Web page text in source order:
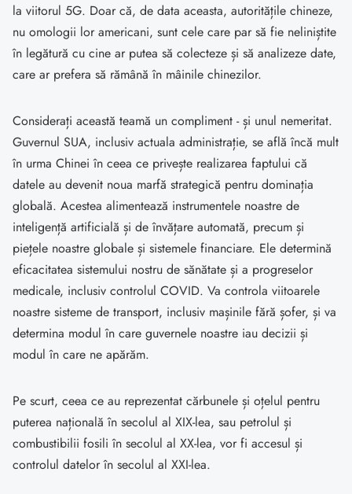
la viitorul 5G. Doar că, de data aceasta, autoritățile chineze,
nu omologii lor americani, sunt cele care par să fie neliniștite
în legătură cu cine ar putea să colecteze și să analizeze date,
care ar prefera să rămână în mâinile chinezilor.
Considerați această teamă un compliment - și unul nemeritat.
Guvernul SUA, inclusiv actuala administrație, se află încă mult
în urma Chinei în ceea ce privește realizarea faptului că
datele au devenit noua marfă strategică pentru dominația
globală. Acestea alimentează instrumentele noastre de
inteligență artificială și de învățare automată, precum și
piețele noastre globale și sistemele financiare. Ele determină
eficacitatea sistemului nostru de sănătate și a progreselor
medicale, inclusiv controlul COVID. Va controla viitoarele
noastre sisteme de transport, inclusiv mașinile fără șofer, și va
determina modul în care guvernele noastre iau decizii și
modul în care ne apărăm.
Pe scurt, ceea ce au reprezentat cărbunele și oțelul pentru
puterea națională în secolul al XIX-lea, sau petrolul și
combustibilii fosili în secolul al XX-lea, vor fi accesul și
controlul datelor în secolul al XXI-lea.